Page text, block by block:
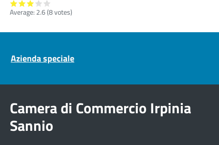
Average: 2.6(8votes)
Azienda speciale
Camera di Commercio Irpinia
Sannio